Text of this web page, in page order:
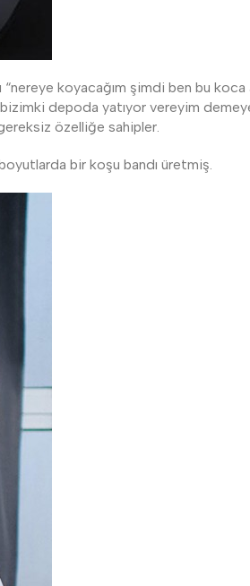
koyacağım şimdi ben bu
depoda yatıyor vereyim
özelliğe sahipler.
bir koşu bandı üretmiş.